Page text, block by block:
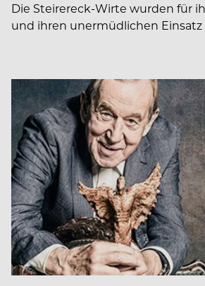
Die Steirereck-Wirte wurden für
und ihren unermüdlichen